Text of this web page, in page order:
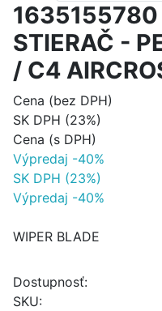
1635155780
STIERAČ -
/ C4
Cena (bez DPH)
SK DPH (23%)
Cena (s DPH)
Výpredaj -40%
SK DPH (23%)
Výpredaj -40%
WIPER BLADE
Dostupnosť:
SKU: